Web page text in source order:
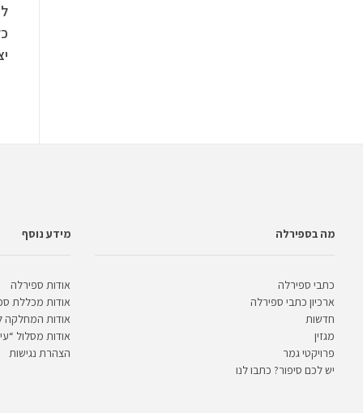
מידע נוסף
אודות ספירלה
אודות מכללת
אודות המחלקה
אודות מסלול
הצהרת נגישות
מה בספירלה
כתבי ספירלה
ארכיון כתבי ספירלה
חדשות
מגזין
פרויקטי גמר
יש לכם סיפור? כתבו לנו